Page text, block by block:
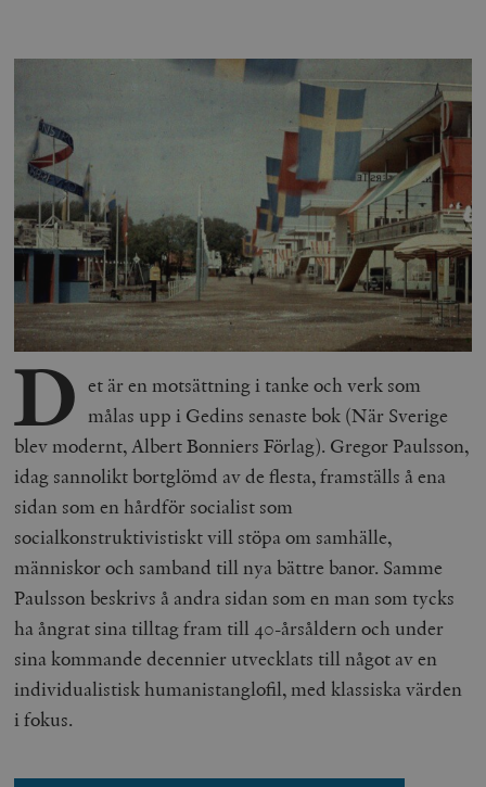
D et är en motsättning i tanke och verk som
målas upp i Gedins senaste bok (När Sverige
blev modernt, Albert Bonniers Förlag). Gregor Paulsson,
idag sannolikt bortglömd av de flesta, framställs å ena
sidan som en hårdför socialist som
socialkonstruktivistiskt vill stöpa om samhälle,
människor och samband till nya bättre banor. Samme
Paulsson beskrivs å andra sidan som en man som tycks
ha ångrat sina tilltag fram till 40-årsåldern och under
sina kommande decennier utvecklats till något av en
individualistisk humanistanglofil, med klassiska värden
i fokus.